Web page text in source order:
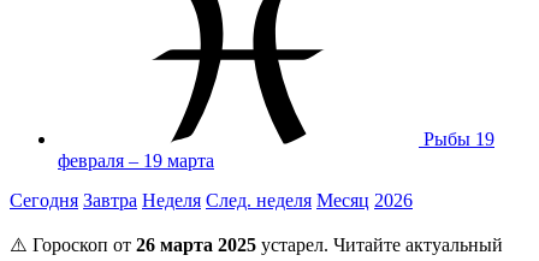
Рыбы 19
февраля – 19 марта
Сегодня Завтра Неделя След. неделя Месяц 2026
⚠️ Гороскоп от 26 марта 2025 устарел. Читайте актуальный